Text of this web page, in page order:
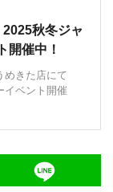
2025秋冬ジャ
開催中！
めきた店にて
イベント開催